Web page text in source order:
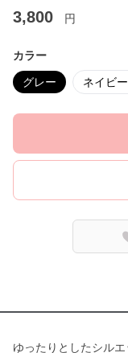
3,800 円
カラー
グレー ネイビ
ゆったりとしたシル